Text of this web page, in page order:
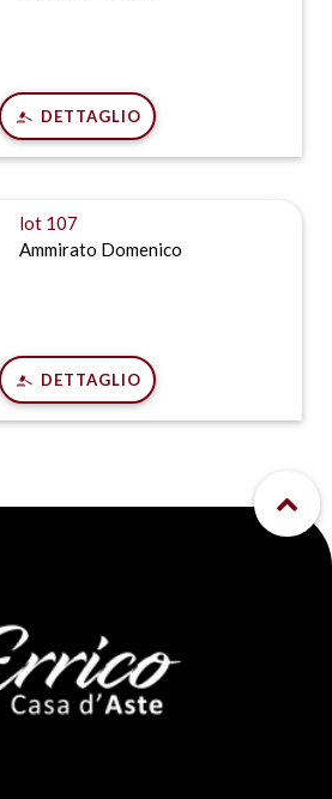
DETTAGLIO
lot 107
Ammirato Domenico
DETTAGLIO